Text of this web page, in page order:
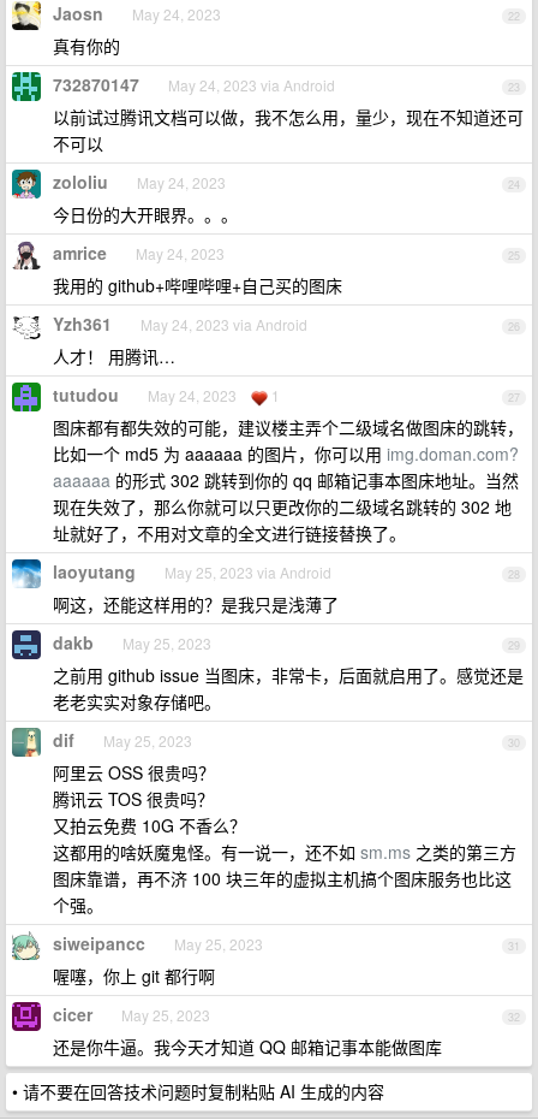
22
Jaosn May 24, 2023
真有你的
23
732870147 May 24, 2023 via Android
以前试过腾讯文档可以做，我不怎么用，量少，现在不知道还可
不可以
24
zololiu May 24, 2023
今日份的大开眼界。。。
25
amrice May 24, 2023
我用的 github+哔哩哔哩+自己买的图床
26
Yzh361 May 24, 2023 via Android
人才！ 用腾讯…
27
tutudou May 24, 2023 1
图床都有都失效的可能，建议楼主弄个二级域名做图床的跳转，
比如一个 md5 为 aaaaaa 的图片，你可以用 img.doman.com?
aaaaaa 的形式 302 跳转到你的 qq 邮箱记事本图床地址。当然
现在失效了，那么你就可以只更改你的二级域名跳转的 302 地
址就好了，不用对文章的全文进行链接替换了。
28
laoyutang May 25, 2023 via Android
啊这，还能这样用的？是我只是浅薄了
29
dakb May 25, 2023
之前用 github issue 当图床，非常卡，后面就启用了。感觉还是
老老实实对象存储吧。
30
dif May 25, 2023
阿里云 OSS 很贵吗？
腾讯云 TOS 很贵吗？
又拍云免费 10G 不香么？
这都用的啥妖魔鬼怪。有一说一，还不如 sm.ms 之类的第三方
图床靠谱，再不济 100 块三年的虚拟主机搞个图床服务也比这
个强。
31
siweipancc May 25, 2023
喔噻，你上 git 都行啊
32
cicer May 25, 2023
还是你牛逼。我今天才知道 QQ 邮箱记事本能做图库
• 请不要在回答技术问题时复制粘贴 AI 生成的内容